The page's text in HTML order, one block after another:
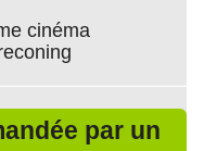
cinéma
par un